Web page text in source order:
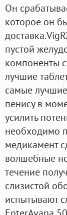
Он
которое он
пустой
компоненты
лучшие
самые
пенису в
усилить
необходимо
медикамент
волшебные
течение
слизистой
испытывают